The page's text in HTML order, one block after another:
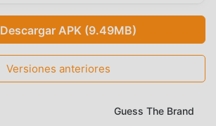
Descargar APK (9.49MB)
Versiones anteriores
Guess The Brand